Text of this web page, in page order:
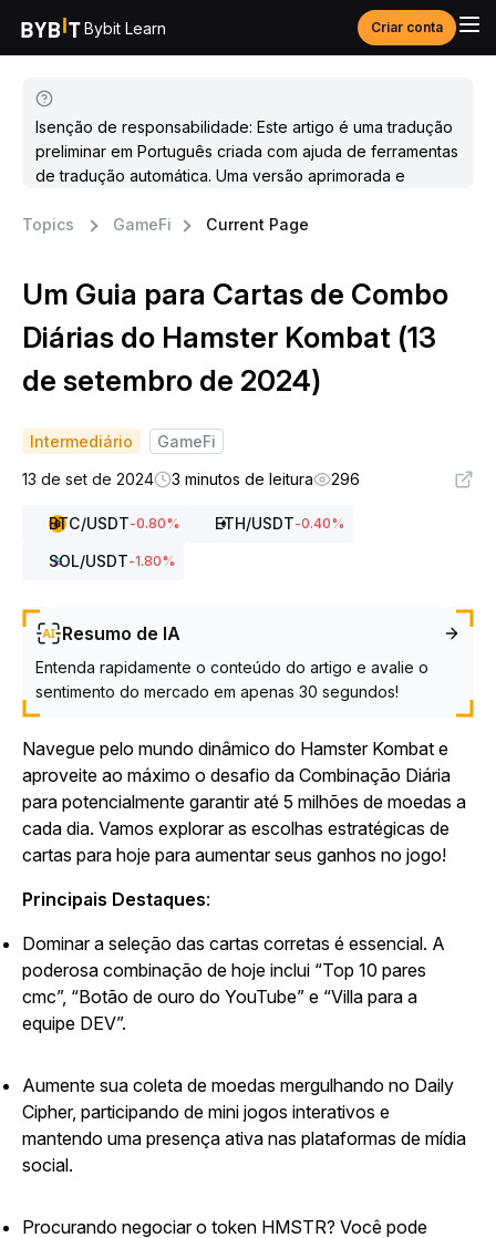
Bybit Learn Criar conta
Isenção de responsabilidade: Este artigo é uma tradução
preliminar em Português criada com ajuda de ferramentas
de tradução automática. Uma versão aprimorada e
Topics
GameFi Current Page
Um Guia para Cartas de Combo
Diárias do Hamster Kombat (13
de setembro de 2024)
Intermediário
GameFi
13 de set de 2024
3 minutos de leitura 296
BTC/USDT-0.80% ETH/USDT-0.40%
SOL/USDT-1.80%
Resumo de IA
Entenda rapidamente o conteúdo do artigo e avalie o
sentimento do mercado em apenas 30 segundos!
Navegue pelo mundo dinâmico do Hamster Kombat e
aproveite ao máximo o desafio da Combinação Diária
para potencialmente garantir até 5 milhões de moedas a
cada dia. Vamos explorar as escolhas estratégicas de
cartas para hoje para aumentar seus ganhos no jogo!
Principais Destaques:
Dominar a seleção das cartas corretas é essencial. A
poderosa combinação de hoje inclui “Top 10 pares
cmc”, “Botão de ouro do YouTube” e “Villa para a
equipe DEV”.
Aumente sua coleta de moedas mergulhando no Daily
Cipher, participando de mini jogos interativos e
mantendo uma presença ativa nas plataformas de mídia
social.
Procurando negociar o token HMSTR? Você pode